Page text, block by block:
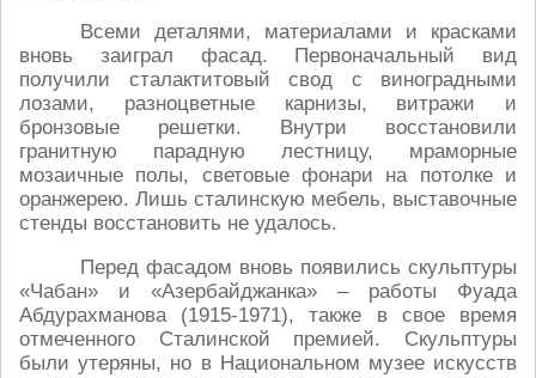
Всеми деталями, материалами и красками
вновь заиграл фасад. Первоначальный вид
получили сталактитовый свод с виноградными
лозами, разноцветные карнизы, витражи и
бронзовые решетки. Внутри восстановили
гранитную парадную лестницу, мраморные
мозаичные полы, световые фонари на потолке и
оранжерею. Лишь сталинскую мебель, выставочные
стенды восстановить не удалось.
Перед фасадом вновь появились скульптуры
«Чабан» и «Азербайджанка» – работы Фуада
Абдурахманова (1915-1971), также в свое время
отмеченного Сталинской премией. Скульптуры
были утеряны, но в Национальном музее искусств